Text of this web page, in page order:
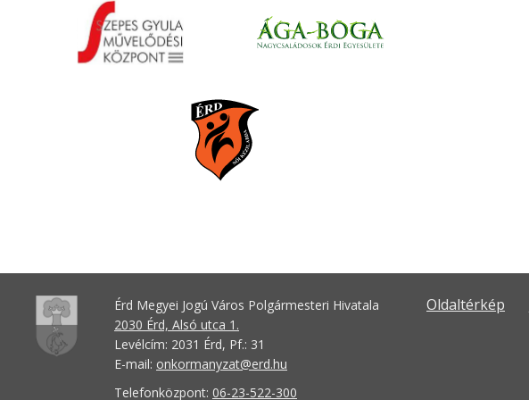
Érd Megyei Jogú Város Polgármesteri Hivatala
2030 Érd, Alsó utca 1.
Levélcím: 2031 Érd, Pf.: 31
E-mail: onkormanyzat@erd.hu
Telefonközpont: 06-23-522-300
Oldaltérkép